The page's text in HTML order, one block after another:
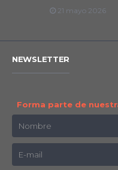
21 mayo 2026
NEWSLETTER
Forma parte de